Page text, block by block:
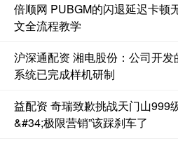
倍顺网 PUBGM的闪退延迟卡顿
文全流程教学
沪深通配资 湘电股份：公司开
系统已完成样机研制
益配资 奇瑞致歉挑战天门山999
&#34;极限营销”该踩刹车了